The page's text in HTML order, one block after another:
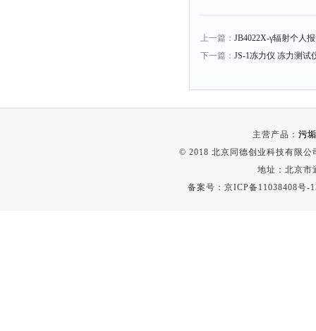
上一篇： JB4022X-γ辐射个人
下一篇： JS-1冻力仪 冻力测试
主营产品： 污
© 2018 北京同德创业科技有限
地址：北京市
备案号： 京ICP备11038408号-